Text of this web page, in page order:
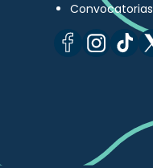
Convocatorias